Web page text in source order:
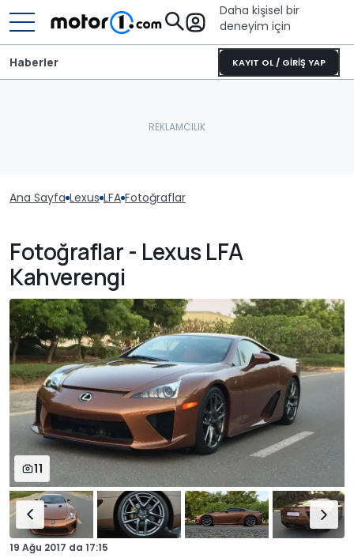
Daha kişisel bir
deneyim için
KAYIT OL / GİRİŞ YAP
Haberler
Ana Sayfa Lexus LFA Fotoğraflar
Fotoğraflar - Lexus LFA
Kahverengi
11
19 Ağu 2017 da 17:15